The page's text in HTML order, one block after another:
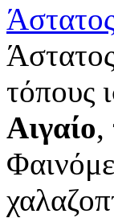
τόπους
Αιγαίο,